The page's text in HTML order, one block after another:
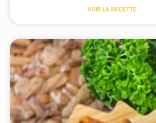
VOIR LA RECETTE